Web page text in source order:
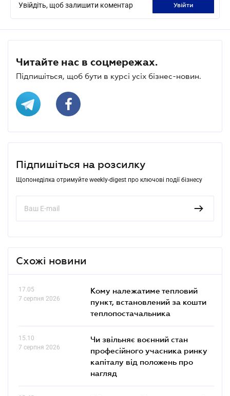
Увійдіть, щоб залишити коментар увійти
Читайте нас в соцмережах.
Підпишіться, щоб бути в курсі усіх бізнес-новин.
Підпишіться на розсилку
Щопонеділка отримуйте weekly-digest про ключові події бізнесу
Схожі новини
17.05
7 серпня 2026
Кому належатиме тепловий
пункт, встановлений за кошти
теплопостачальника
15.10
7 серпня 2026
Чи звільняє воєнний стан
професійного учасника ринку
капіталу від положень про
нагляд